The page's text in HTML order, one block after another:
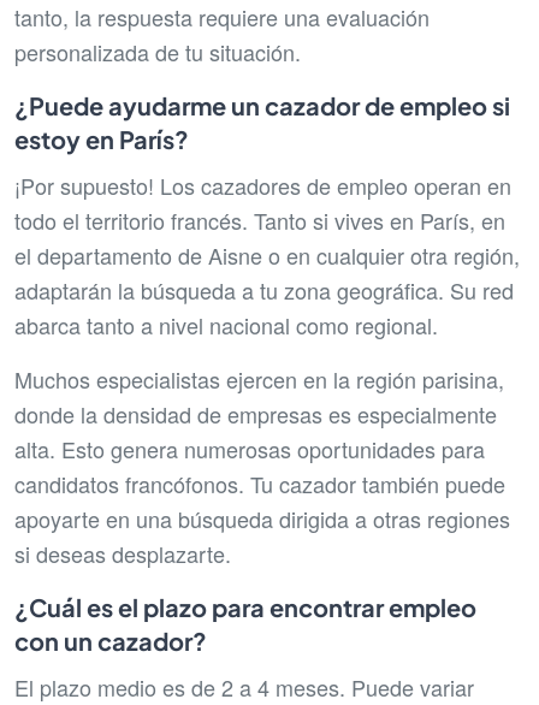
tanto, la respuesta requiere una evaluación
personalizada de tu situación.
¿Puede ayudarme un cazador de empleo si
estoy en París?
¡Por supuesto! Los cazadores de empleo operan en
todo el territorio francés. Tanto si vives en París, en
el departamento de Aisne o en cualquier otra región,
adaptarán la búsqueda a tu zona geográfica. Su red
abarca tanto a nivel nacional como regional.
Muchos especialistas ejercen en la región parisina,
donde la densidad de empresas es especialmente
alta. Esto genera numerosas oportunidades para
candidatos francófonos. Tu cazador también puede
apoyarte en una búsqueda dirigida a otras regiones
si deseas desplazarte.
¿Cuál es el plazo para encontrar empleo
con un cazador?
El plazo medio es de 2 a 4 meses. Puede variar